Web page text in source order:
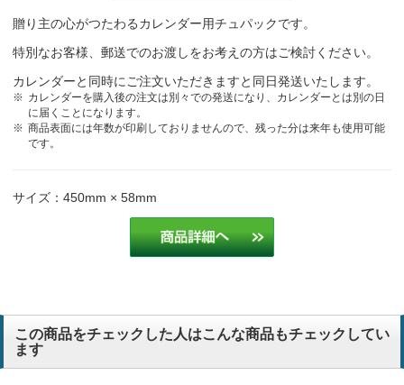
贈り主の心がつたわるカレンダー用チュパックです。
特別なお客様、郵送でのお渡しをお考えの方はご検討ください。
カレンダーと同時にご注文いただきますと同日発送いたします。
カレンダーを購入後の注文は別々での発送になり、カレンダーとは別の日
に届くことになります。
商品表面には年数が印刷しておりませんので、残った分は来年も使用可能
です。
サイズ：450mm × 58mm
この商品をチェックした人はこんな商品もチェックしてい
ます